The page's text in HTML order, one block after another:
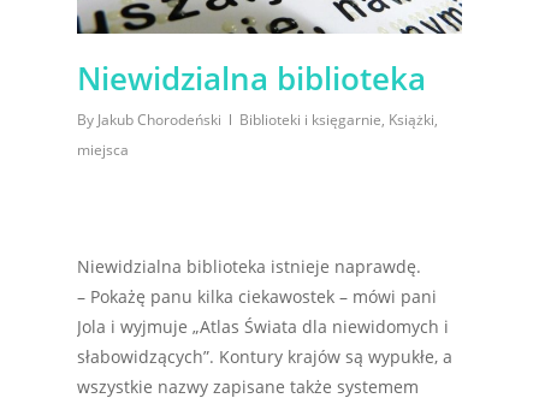
Niewidzialna biblioteka
By Jakub Chorodeński Biblioteki i księgarnie, Książki,
miejsca
Niewidzialna biblioteka istnieje naprawdę.
– Pokażę panu kilka ciekawostek – mówi pani
Jola i wyjmuje „Atlas Świata dla niewidomych i
słabowidzących”. Kontury krajów są wypukłe, a
wszystkie nazwy zapisane także systemem